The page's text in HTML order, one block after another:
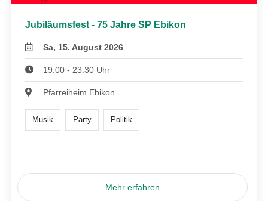
Jubiläumsfest - 75 Jahre SP Ebikon
Sa, 15. August 2026
19:00 - 23:30 Uhr
Pfarreiheim Ebikon
Musik Party Politik
Mehr erfahren